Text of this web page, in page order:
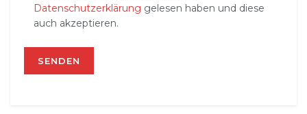
Datenschutzerklärung gelesen haben und diese
auch akzeptieren.